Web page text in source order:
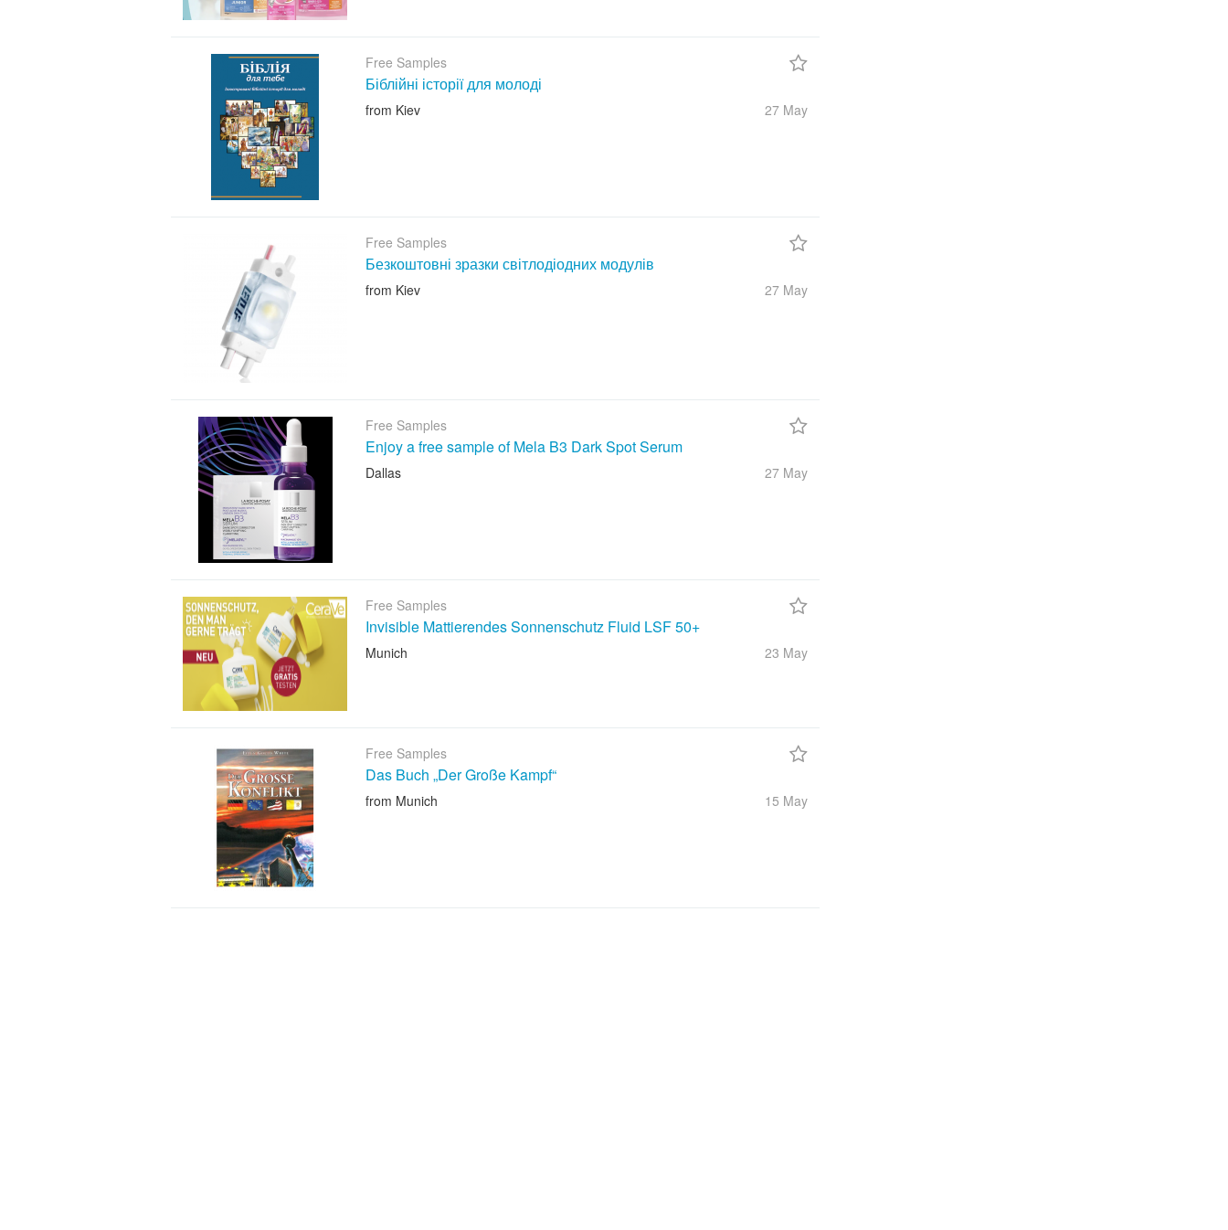
Free Samples
Біблійні історії для молоді
from Kiev 27 May
Free Samples
Безкоштовні зразки світлодіодних модулів
from Kiev 27 May
Free Samples
Enjoy a free sample of Mela B3 Dark Spot Serum
Dallas 27 May
Free Samples
Invisible Mattierendes Sonnenschutz Fluid LSF 50+
Munich 23 May
Free Samples
Das Buch „Der Große Kampf“
from Munich 15 May